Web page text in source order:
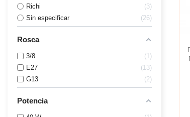
Richi
3
Sin especificar
26
Rosca
3/8
1
E27
13
G13
2
Potencia